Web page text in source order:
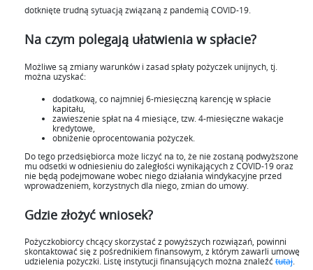
dotknięte trudną sytuacją związaną z pandemią COVID-19.
Na czym polegają ułatwienia w spłacie?
Możliwe są zmiany warunków i zasad spłaty pożyczek unijnych, tj.
można uzyskać:
dodatkową, co najmniej 6-miesięczną karencję w spłacie
kapitału,
zawieszenie spłat na 4 miesiące, tzw. 4-miesięczne wakacje
kredytowe,
obniżenie oprocentowania pożyczek.
Do tego przedsiębiorca może liczyć na to, że nie zostaną podwyższone
mu odsetki w odniesieniu do zaległości wynikających z COVID-19 oraz
nie będą podejmowane wobec niego działania windykacyjne przed
wprowadzeniem, korzystnych dla niego, zmian do umowy.
Gdzie złożyć wniosek?
Pożyczkobiorcy chcący skorzystać z powyższych rozwiązań, powinni
skontaktować się z pośrednikiem finansowym, z którym zawarli umowę
udzielenia pożyczki. Listę instytucji finansujących można znaleźćtutaj